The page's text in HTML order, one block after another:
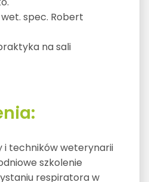
spec. Robert
na sali
i techników weterynarii
szkolenie
respiratora w